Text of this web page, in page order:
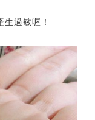
過敏喔！